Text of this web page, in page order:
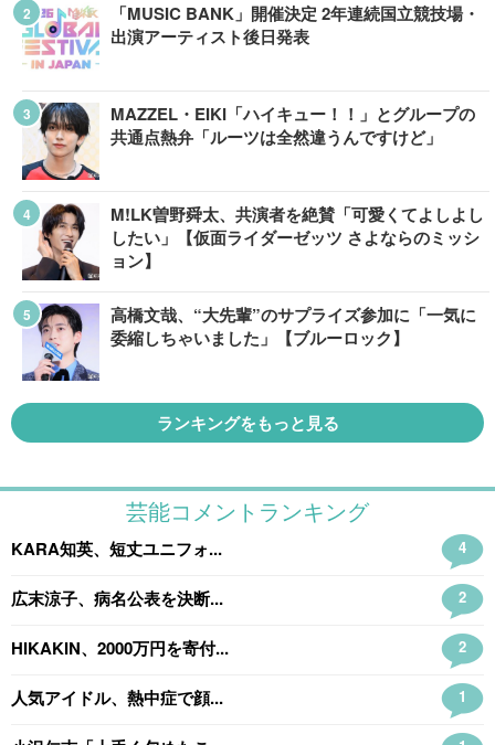
「MUSIC BANK」開催決定 2年連続国立競技場・
出演アーティスト後日発表
MAZZEL・EIKI「ハイキュー！！」とグループの
共通点熱弁「ルーツは全然違うんですけど」
M!LK曽野舜太、共演者を絶賛「可愛くてよしよし
したい」【仮面ライダーゼッツ さよならのミッシ
ョン】
高橋文哉、“大先輩”のサプライズ参加に「一気に
委縮しちゃいました」【ブルーロック】
ランキングをもっと見る